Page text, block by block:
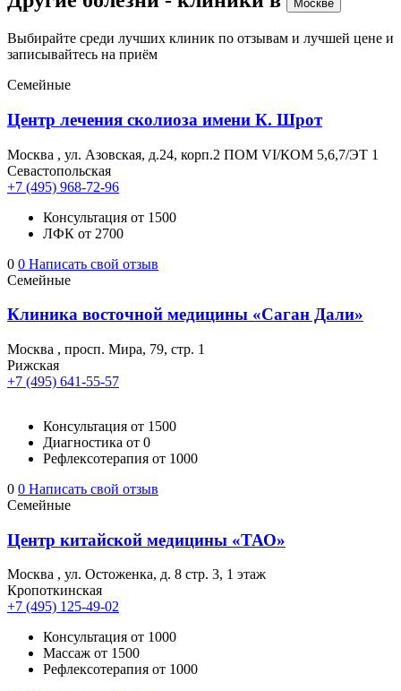
Москве
Выбирайте среди лучших клиник по отзывам и лучшей цене и
записывайтесь на приём
Семейные
Центр лечения сколиоза имени К. Шрот
Москва , ул. Азовская, д.24, корп.2 ПОМ VI/КОМ 5,6,7/ЭТ 1
Севастопольская
+7 (495) 968-72-96
Консультация от 1500
ЛФК от 2700
0 0 Написать свой отзыв
Семейные
Клиника восточной медицины «Саган Дали»
Москва , просп. Мира, 79, стр. 1
Рижская
+7 (495) 641-55-57
Консультация от 1500
Диагностика от 0
Рефлексотерапия от 1000
0 0 Написать свой отзыв
Семейные
Центр китайской медицины «ТАО»
Москва , ул. Остоженка, д. 8 стр. 3, 1 этаж
Кропоткинская
+7 (495) 125-49-02
Консультация от 1000
Массаж от 1500
Рефлексотерапия от 1000